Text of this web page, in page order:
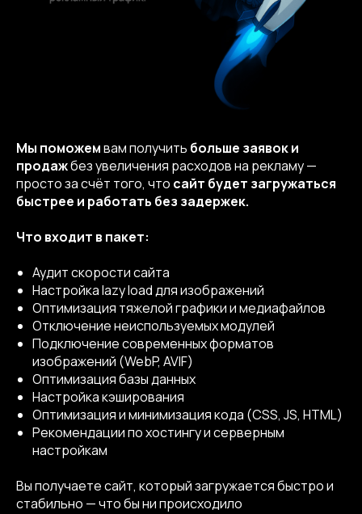
Мы поможемвам получить больше заявок и
продажбез увеличения расходов на рекламу —
просто за счёт того, что сайт будет загружаться
быстрее и работать без задержек.
Что входит в пакет:
Аудит скорости сайта
Настройка lazy load для изображений
Оптимизация тяжелой графики и медиафайлов
Отключение неиспользуемых модулей
Подключение современных форматов
изображений (WebP, AVIF)
Оптимизация базы данных
Настройка кэширования
Оптимизация и минимизация кода (CSS, JS, HTML)
Рекомендации по хостингу и серверным
настройкам
Вы получаете сайт, который загружается быстро и
стабильно — что бы ни происходило
© 2013-2026, ООО «Компот»
Копирование материалов сайта запрещено